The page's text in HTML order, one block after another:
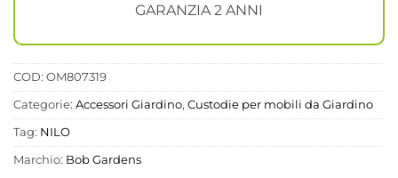
GARANZIA 2 ANNI
COD: OM807319
Categorie: Accessori Giardino, Custodie per mobili da Giardino
Tag: NILO
Marchio: Bob Gardens